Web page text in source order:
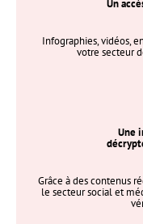
Un
Infographies, vidéos,
votre secteur
Une
Grâce à des contenus
le secteur social et